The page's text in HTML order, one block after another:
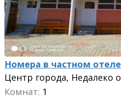
Номера в частном
Центр города, Недалеко
города
Комнат: 1